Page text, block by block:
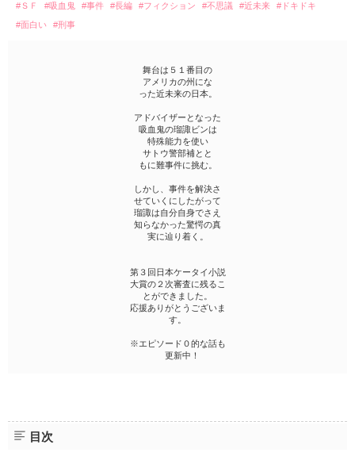
#ＳＦ #吸血鬼 #事件 #長編 #フィクション #不思議 #近未来
#ドキドキ
#面白い
#刑事
舞台は５１番目の
アメリカの州にな
った近未来の日本。
アドバイザーとなった
吸血鬼の瑠諏ビンは
特殊能力を使い
サトウ警部補とと
もに難事件に挑む。
しかし、事件を解決さ
せていくにしたがって
瑠諏は自分自身でさえ
知らなかった驚愕の真
実に辿り着く。
第３回日本ケータイ小説
大賞の２次審査に残るこ
とができました。
応援ありがとうございま
す。
※エピソード０的な話も
更新中！
目次